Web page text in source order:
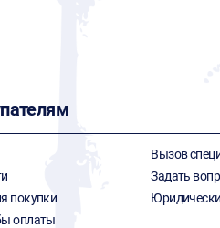
покупки
оплаты
Вызов
Задать